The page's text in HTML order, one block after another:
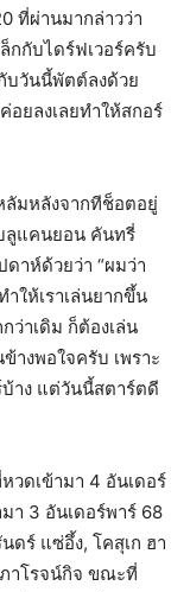
ที่ผ่านมากล่าวว่า
กกับไดร์ฟเวอร์ครับ
บวันนี้พัตต์ลงด้วย
ยลงเลยทำให้สกอร์
ลัมหลังจากทีช็อตอยู่
ลูแคนยอน คันทรี่
าห์ด้วยว่า “ผมว่า
ให้เราเล่นยากขึ้น
ว่าเดิม ก็ต้องเล่น
างพอใจครับ เพราะ
าง แต่วันนี้สตาร์ตดี
ดเข้ามา 4 อันเดอร์
า 3 อันเดอร์พาร์ 68
ดร์ แซ่อึ้ง, โคสุเก ฮา
าโรจน์กิจ ขณะที่